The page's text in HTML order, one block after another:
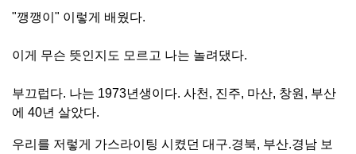
"깽깽이" 이렇게 배웠다.
이게 무슨 뜻인지도 모르고 나는 놀려댔다.
부끄럽다. 나는 1973년생이다. 사천, 진주, 마산, 창원, 부산
에 40년 살았다.
우리를 저렇게 가스라이팅 시켰던 대구.경북, 부산.경남 보